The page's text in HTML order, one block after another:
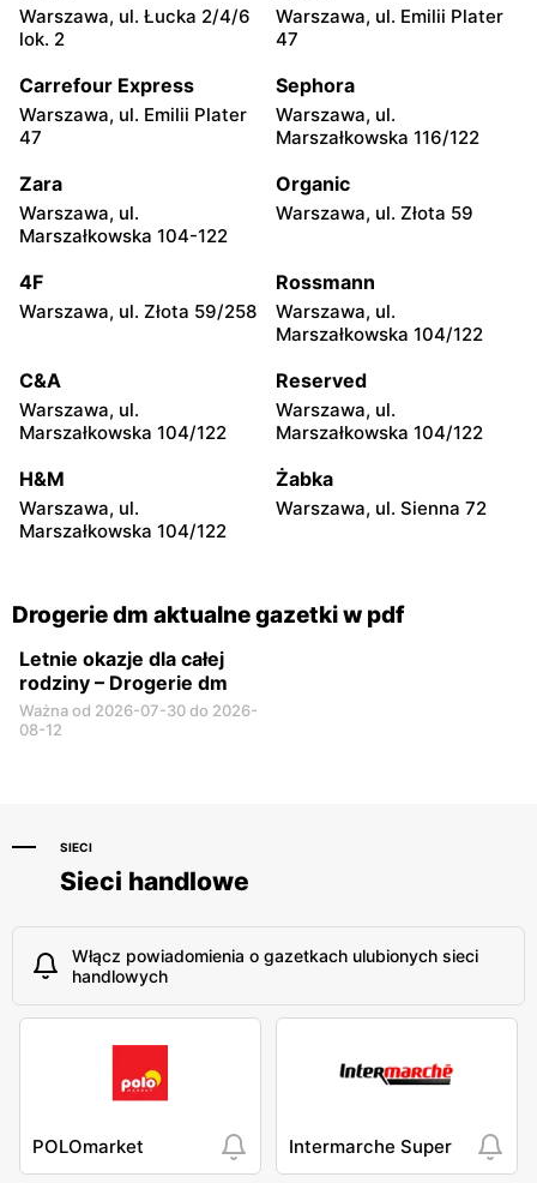
Drogerie dm
19
Drogerie dm
22
Drogerie dm Drogerie dm
Drogerie dm
Wodzisław Śląski, ul. Armii
Drogerie dm
Drogerie dm Drogerie dm
Grodzisk Wielkopolski, ul.
Drogerie dm
Nysa, ul. Szlak Chrobrego
Drogerie dm
Świdnica, ul. Kliczkowska
Drogerie dm
Legnica, ul. Roberta
Drogerie dm
Warszawa, ul. Łucka 2/4/6
lok. 2
Warszawa, ul. Emilii Plater
47
Carrefour Express
Warszawa, ul. Emilii Plater
47
Sephora
Warszawa, ul.
Marszałkowska 116/122
Zara
Warszawa, ul.
Marszałkowska 104-122
Organic
Warszawa, ul. Złota 59
4F
Warszawa, ul. Złota 59/258
Rossmann
Warszawa, ul.
Marszałkowska 104/122
C&A
Warszawa, ul.
Marszałkowska 104/122
Reserved
Warszawa, ul.
Marszałkowska 104/122
H&M
Warszawa, ul.
Marszałkowska 104/122
Żabka
Warszawa, ul. Sienna 72
Drogerie dm aktualne gazetki w pdf
Letnie okazje dla całej
rodziny – Drogerie dm
Ważna od 2026-07-30 do 2026-
08-12
SIECI
Sieci handlowe
Włącz powiadomienia o gazetkach ulubionych sieci
handlowych
POLOmarket Intermarche Super